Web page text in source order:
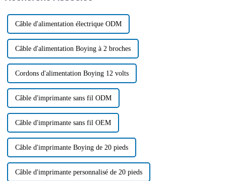
Câble d'alimentation électrique ODM
Câble d'alimentation Boying à 2 broches
Cordons d'alimentation Boying 12 volts
Câble d'imprimante sans fil ODM
Câble d'imprimante sans fil OEM
Câble d'imprimante Boying de 20 pieds
Câble d'imprimante personnalisé de 20 pieds